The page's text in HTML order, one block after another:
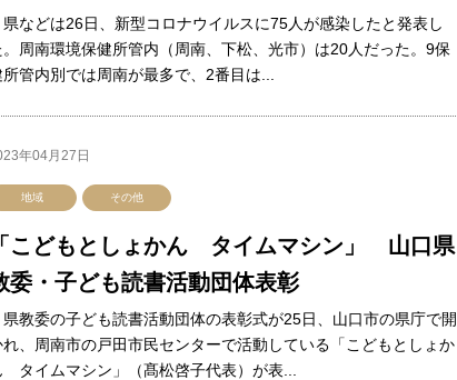
などは26日、新型コロナウイルスに75人が感染したと発表し
。周南環境保健所管内（周南、下松、光市）は20人だった。9保
管内別では周南が最多で、2番目は...
年04月27日
地域 その他
こどもとしょかん タイムマシン」 山口県
委・子ども読書活動団体表彰
教委の子ども読書活動団体の表彰式が25日、山口市の県庁で開
れ、周南市の戸田市民センターで活動している「こどもとしょか
タイムマシン」（髙松啓子代表）が表...